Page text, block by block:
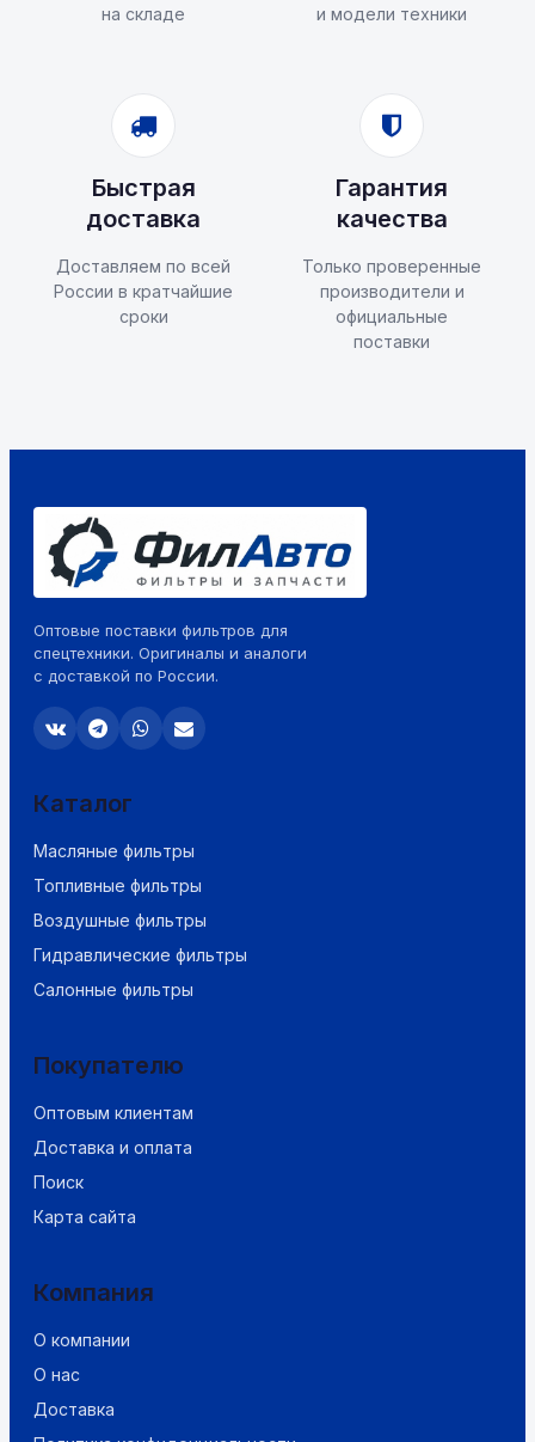
на складе
и модели техники
Быстрая
доставка
Доставляем по всей
России в кратчайшие
сроки
Гарантия
качества
Только проверенные
производители и
официальные
поставки
Оптовые поставки фильтров для
спецтехники. Оригиналы и аналоги
с доставкой по России.
Каталог
Масляные фильтры
Топливные фильтры
Воздушные фильтры
Гидравлические фильтры
Салонные фильтры
Покупателю
Оптовым клиентам
Доставка и оплата
Поиск
Карта сайта
Компания
О компании
О нас
Доставка